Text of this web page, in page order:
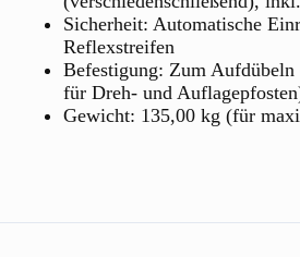
Sicherheit: Automatische
Reflexstreifen
Befestigung: Zum Aufdübeln
für Dreh- und
Gewicht: 135,00 kg (für